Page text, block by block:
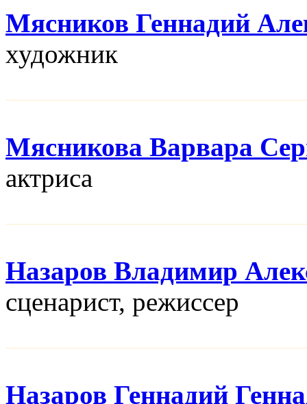
Мясников Геннадий
художник
Мясникова Варвара
актриса
Назаров Владимир
сценарист, режисcер
Назаров Геннадий